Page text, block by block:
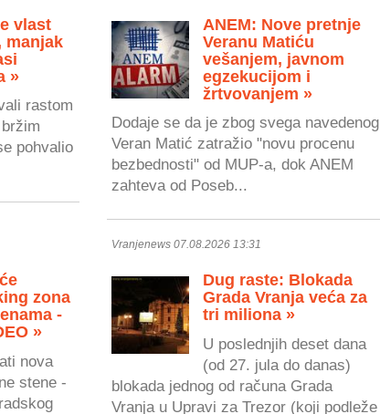
vlast
manjak
»
rastom
pohvalio
ANEM: Nove pretnje
Veranu Matiću
vešanjem, javnom
egzekucijom i
žrtvovanjem »
Dodaje se da je zbog svega navedenog
Veran Matić zatražio "novu procenu
bezbednosti" od MUP-a, dok ANEM
zahteva od Poseb...
zona
-
»
nova
stene -
Vranjenews 07.08.2026 13:31
Dug raste: Blokada
Grada Vranja veća za
tri miliona »
U poslednjih deset dana
(od 27. jula do danas)
blokada jednog od računa Grada
Vranja u Upravi za Trezor (koji podleže